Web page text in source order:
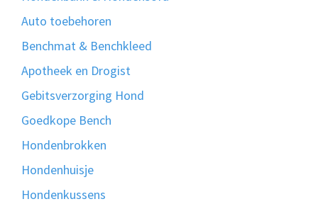
Auto toebehoren
Benchmat & Benchkleed
Apotheek en Drogist
Gebitsverzorging Hond
Goedkope Bench
Hondenbrokken
Hondenhuisje
Hondenkussens